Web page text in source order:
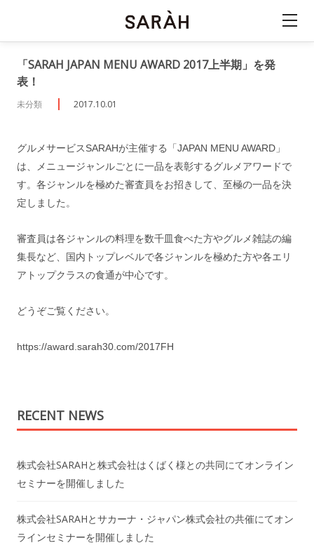
「SARAH JAPAN MENU AWARD 2017上半期」を発
表！
未分類 2017.10.01
グルメサービスSARAHが主催する「JAPAN MENU AWARD」
は、メニュージャンルごとに一品を表彰するグルメアワードで
す。各ジャンルを極めた審査員をお招きして、至極の一品を決
定しました。
審査員は各ジャンルの料理を数千皿食べた方やグルメ雑誌の編
集長など、国内トップレベルで各ジャンルを極めた方や各エリ
アトップクラスの食通が中心です。
どうぞご覧ください。
https://award.sarah30.com/2017FH
RECENT NEWS
株式会社SARAHと株式会社はくばく様との共同にてオンライン
セミナーを開催しました
株式会社SARAHとサカーナ・ジャパン株式会社の共催にてオン
ラインセミナーを開催しました